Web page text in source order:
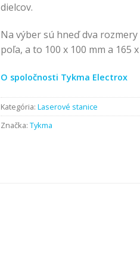
dielcov.
Na výber sú hneď dva
poľa, a to 100 x 100 mm a 165
O spoločnosti Tykma Electrox
Kategória: Laserové stanice
Značka: Tykma